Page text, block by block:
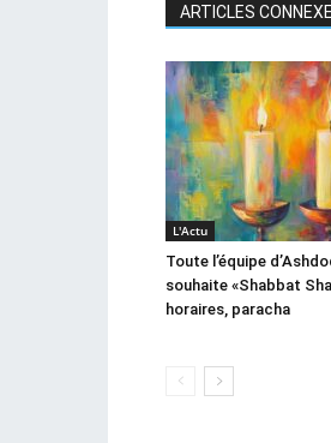
ARTICLES
L'Actu
Toute l’équipe
souhaite «Shabbat
horaires, paracha